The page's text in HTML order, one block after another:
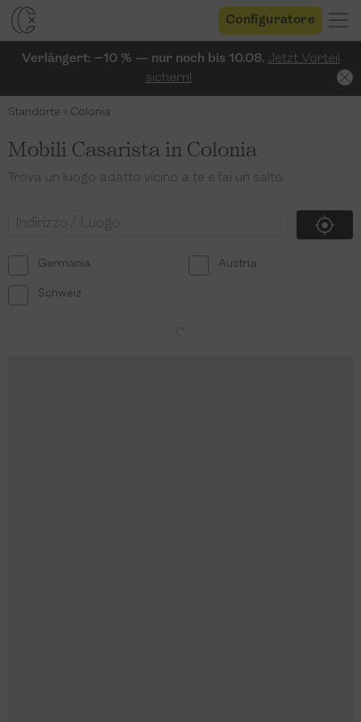
Configuratore
Verlängert: −10 % — nur noch bis 10.08. Jetzt Vorteil
sichern!
Standorte Colonia
Mobili Casarista in Colonia
Trova un luogo adatto vicino a te e fai un salto.
Germania Austria
Schweiz